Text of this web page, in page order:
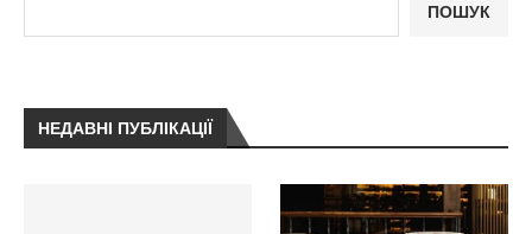
ПОШУК
НЕДАВНІ ПУБЛІКАЦІЇ